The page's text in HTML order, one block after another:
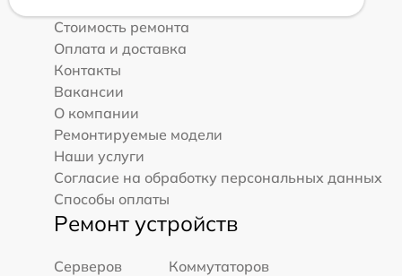
Стоимость ремонта
Оплата и доставка
Контакты
Вакансии
О компании
Ремонтируемые модели
Наши услуги
Согласие на обработку персональных данных
Способы оплаты
Ремонт устройств
Серверов
Коммутаторов